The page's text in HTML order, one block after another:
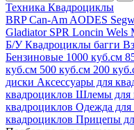
Техника Квадроциклы
BRP Can-Am AODES
Gladiator SPR Loncin Wels
Б/УКвадроциклы багги
Бензиновые 1000 куб.см
куб.см 500 куб.см 200
диски Аксессуары для
квадроциклов Шлемы для
квадроциклов Одежда для
квадроциклов Прицепы